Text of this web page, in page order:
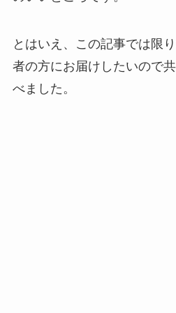
とはいえ、この記事では限
者の方にお届けしたいので
べました。